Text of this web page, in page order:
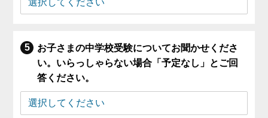
お子さまの中学校受験についてお聞かせくださ
い。いらっしゃらない場合「予定なし」とご回
答ください。